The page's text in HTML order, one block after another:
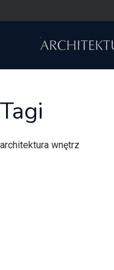
Tagi
architektura wnętrz